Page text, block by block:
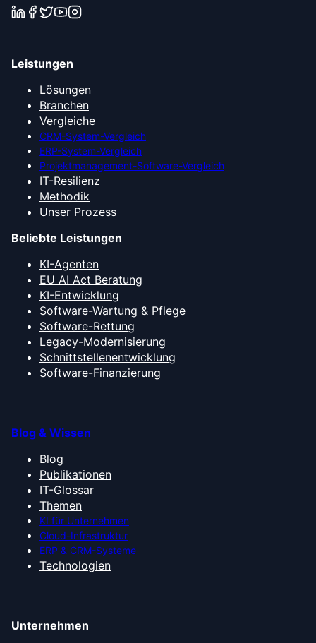
Leistungen
Lösungen
Branchen
Vergleiche
CRM-System-Vergleich
ERP-System-Vergleich
Projektmanagement-Software-Vergleich
IT-Resilienz
Methodik
Unser Prozess
Beliebte Leistungen
KI-Agenten
EU AI Act Beratung
KI-Entwicklung
Software-Wartung & Pflege
Software-Rettung
Legacy-Modernisierung
Schnittstellenentwicklung
Software-Finanzierung
Blog & Wissen
Blog
Publikationen
IT-Glossar
Themen
KI für Unternehmen
Cloud-Infrastruktur
ERP & CRM-Systeme
Technologien
Unternehmen